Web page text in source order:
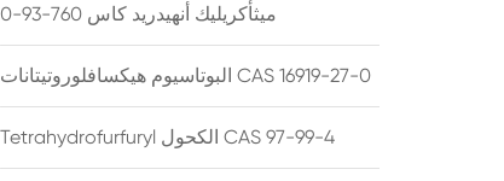
ميثأكريليك أنهيدريد كاس 760-93-0
البوتاسيوم هيكسافلوروتيتانات CAS 16919-27-0
Tetrahydrofurfuryl الكحول CAS 97-99-4